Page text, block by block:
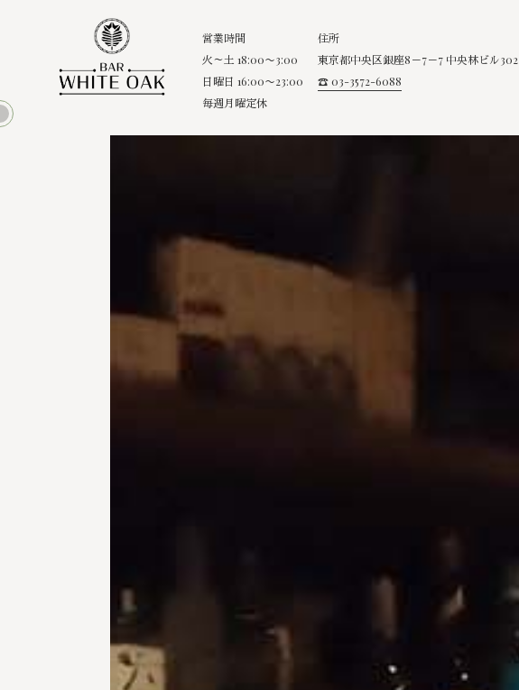
営業時間
火～土 18:00〜3:00
日曜日 16:00〜23:00
毎週月曜定休
住所
東京都中央区銀座8－7－7 中央林ビル302
☎ 03-3572-6088